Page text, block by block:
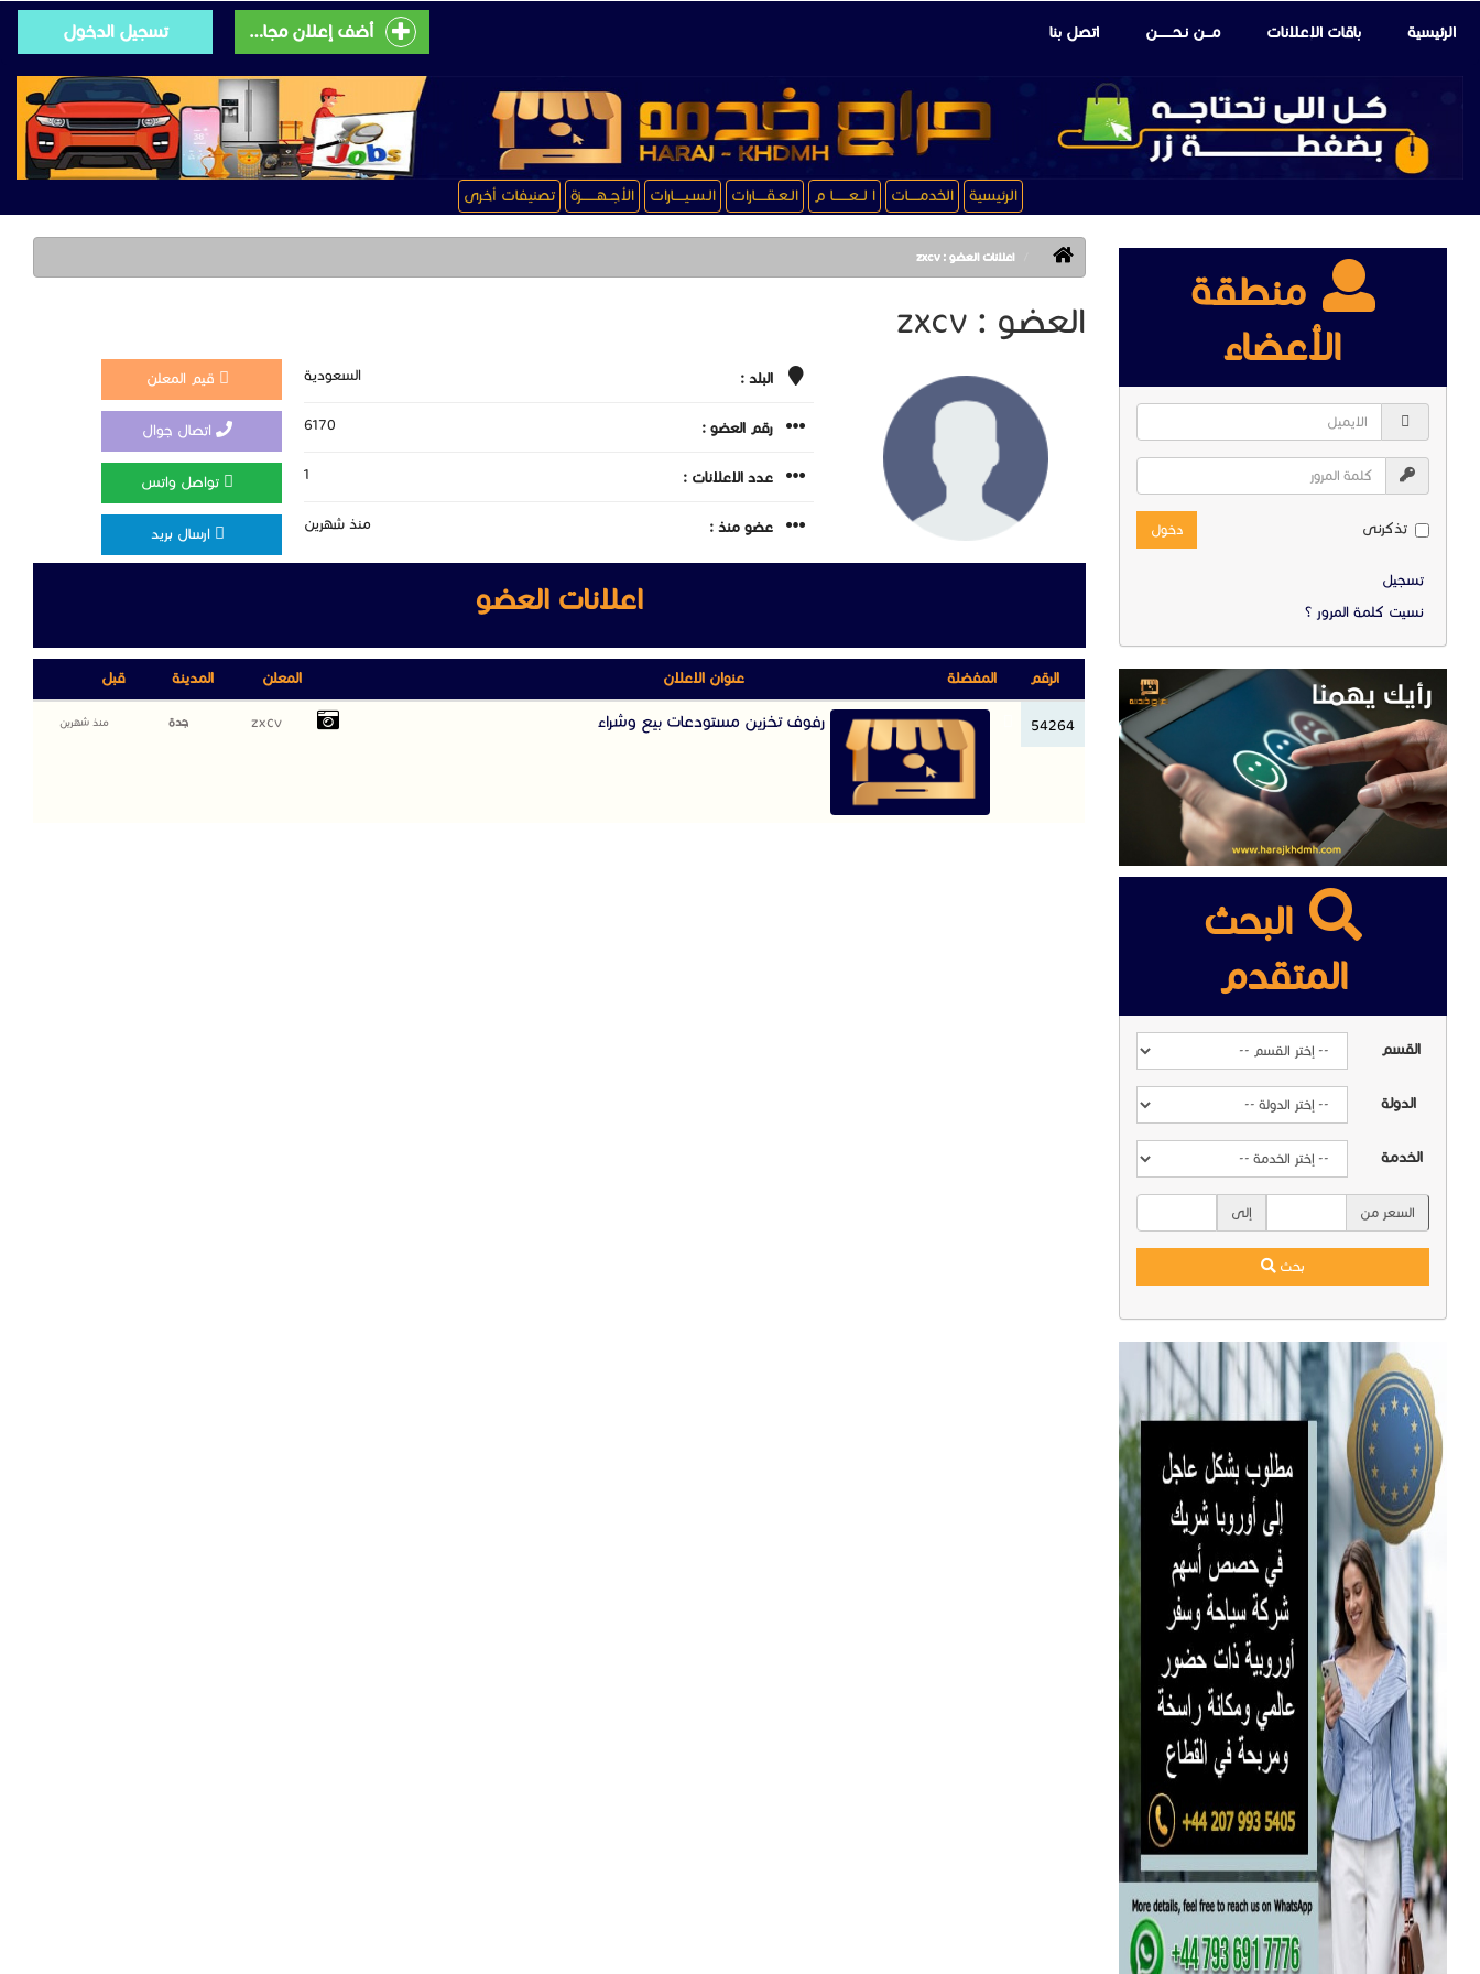
الرئيسية باقات الإعلانات مـــن نـحـــــــن اتصل بنا أضف إعلان مجانى تسجيل الدخول
الرئيسية الخدمـــــات ا لــعـــــــا م الـعـقـــــارات الـسـيـــــارات الأجــهـــــــزة تصنيفات أخرى
منطقة
الأعضاء
تذكرنى دخول
تسجيل
نسيت كلمة المرور ؟
البحث
المتقدم
القسم
الدولة
الخدمة
السعر من إلى
بحث
اعلانات العضو : zxcv
العضو : zxcv
البلد : السعودية
رقم العضو : 6170
عدد الاعلانات : 1
عضو منذ : منذ شهرين
قيم المعلن
اتصال جوال
تواصل واتس
ارسال بريد
اعلانات العضو
الرقم المفضلة عنوان الاعلان المعلن المدينة قبل
54264 رفوف تخزين مستودعات بيع وشراء zxcv جدة منذ شهرين